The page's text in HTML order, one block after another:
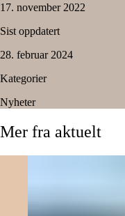
17. november 2022
Sist oppdatert
28. februar 2024
Kategorier
Nyheter
Mer fra aktuelt